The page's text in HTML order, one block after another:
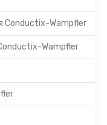
Conductix-Wampfler
Wampfler